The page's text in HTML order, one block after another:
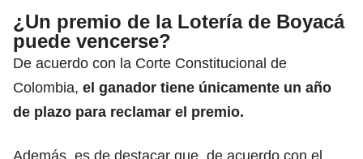
¿Un premio de la Lotería de Boyacá
puede vencerse?
De acuerdo con la Corte Constitucional de
Colombia, el ganador tiene únicamente un año
de plazo para reclamar el premio.
Además, es de destacar que, de acuerdo con el